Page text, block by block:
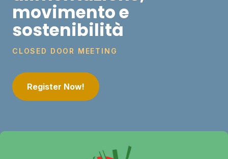
movimento e
sostenibilità
CLOSED DOOR MEETING
Register Now!